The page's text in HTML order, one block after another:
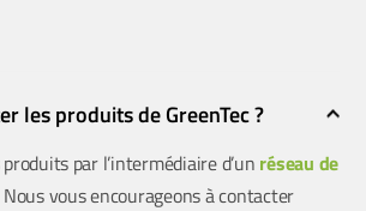
les produits de GreenTec ?
par l’intermédiaire d’un réseau de
Nous vous encourageons à contacter